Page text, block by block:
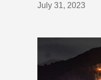
July 31, 2023